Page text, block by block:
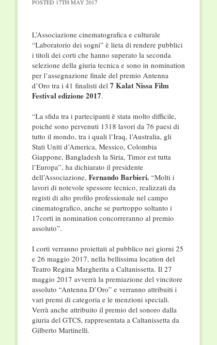
POSTED 17TH MAY 2017
L’Associazione cinematografica e culturale
“Laboratorio dei sogni” è lieta di rendere pubblici
i titoli dei corti che hanno superato la seconda
selezione della giuria tecnica e sono in nomination
per l’assegnazione finale del premio Antenna
d’Oro tra i 41 finalisti del 7 Kalat Nissa Film
Festival edizione 2017.
“La sfida tra i partecipanti è stata molto difficile,
poiché sono pervenuti 1318 lavori da 76 paesi di
tutto il mondo, tra i quali l’Iraq, l’Australia, gli
Stati Uniti d’America, Messico, Colombia
Giappone, Bangladesh la Siria, Timor est tutta
l’Europa”, ha dichiarato il presidente
dell’Associazione, Fernando Barbieri. “Molti i
lavori di notevole spessore tecnico, realizzati da
registi di alto profilo professionale nel campo
cinematografico, anche se purtroppo soltanto i
17corti in nomination concorreranno al premio
assoluto”.
I corti verranno proiettati al pubblico nei giorni 25
e 26 maggio 2017, nella bellissima location del
Teatro Regina Margherita a Caltanissetta. Il 27
maggio 2017 avverrà la premiazione del vincitore
assoluto “Antenna D’Oro” e verranno attribuiti i
vari premi di categoria e le menzioni speciali.
Verrà anche attribuito il premio del sonoro dalla
giuria del GTCS, rappresentata a Caltanissetta da
Gilberto Martinelli.